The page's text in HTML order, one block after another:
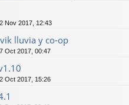
Nov 2017, 12:43
lluvia y co-op
Oct 2017, 00:47
Oct 2017, 15:26